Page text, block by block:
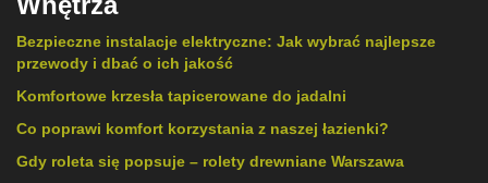
Bezpieczne instalacje elektryczne: Jak wybrać najlepsze
przewody i dbać o ich jakość
Komfortowe krzesła tapicerowane do jadalni
Co poprawi komfort korzystania z naszej łazienki?
Gdy roleta się popsuje – rolety drewniane Warszawa